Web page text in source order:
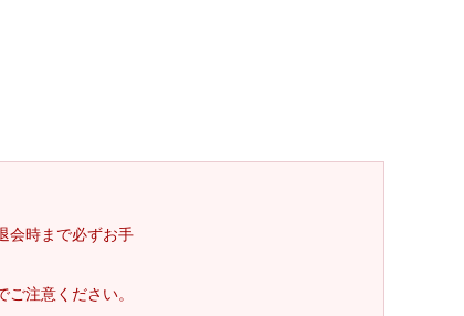
会時まで必ずお手
注意ください。